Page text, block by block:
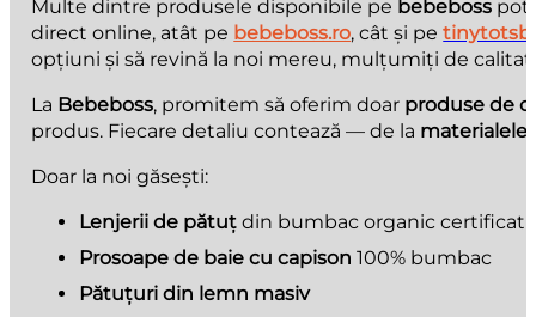
Multe dintre produsele disponibile pe bebeboss pot
direct online, atât pe bebeboss.ro, cât și pe
opțiuni și să revină la noi mereu, mulțumiți de
La Bebeboss, promitem să oferim doar produse de
produs. Fiecare detaliu contează — de la materialele
Doar la noi găsești:
Lenjerii de pătuț din bumbac organic certificat
Prosoape de baie cu capison 100% bumbac
Pătuțuri din lemn masiv